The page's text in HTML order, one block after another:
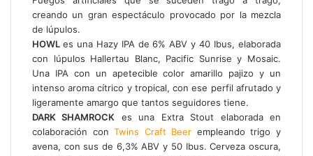
creando un gran espectáculo provocado por la mezcla
de lúpulos.
HOWL es una Hazy IPA de 6% ABV y 40 Ibus, elaborada
con lúpulos Hallertau Blanc, Pacific Sunrise y Mosaic.
Una IPA con un apetecible color amarillo pajizo y un
intenso aroma cítrico y tropical, con ese perfil afrutado y
ligeramente amargo que tantos seguidores tiene.
DARK SHAMROCK es una Extra Stout elaborada en
colaboración conTwins Craft Beer empleando trigo y
avena, con sus de 6,3% ABV y 50 Ibus. Cerveza oscura,